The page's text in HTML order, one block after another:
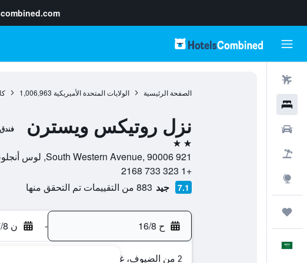
الصفحة الرئيسية الولايات المتحدة الأميريكية 1,006,963
نزل روتيكس ويسترن فندق
2 نجمتين
921 South Western Avenue, 90006, لوس أنجلوس, كاليفورنيا, الولايات المتحدة الأميريكية
+1 323 733 2168
7.1 جيد 883 من التقييمات تم التحقق منها
ح 16/8 - ن 17/8
2 من الضيوف، غرفة واحدة